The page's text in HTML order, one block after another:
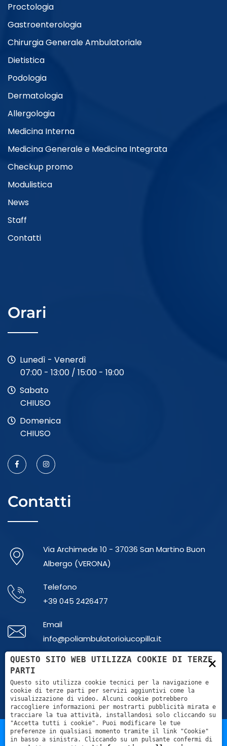
Proctologia
Gastroenterologia
Chirurgia Generale Ambulatoriale
Dietistica
Podologia
Dermatologia
Allergologia
Medicina Interna
Medicina Generale e Medicina Integrata
Checkup promo
Modulistica
News
Staff
Contatti
Orari
Lunedì - Venerdì
07:00 - 13:00 / 15:00 - 19:00
Sabato
CHIUSO
Domenica
CHIUSO
Contatti
Via Archimede 10 - 37036 San Martino Buon
Albergo (VERONA)
Telefono
+39 045 2426477
Email
info@poliambulatorioiucopilla.it
Whatsapp
×
QUESTO SITO WEB UTILIZZA COOKIE DI TERZE
PARTI
Questo sito utilizza cookie tecnici per la navigazione e
cookie di terze parti per servizi aggiuntivi come la
visualizzazione di video. Alcuni cookie potrebbero
raccogliere informazioni per mostrarti pubblicità mirata e
tracciare la tua attività, installandosi solo cliccando su
"Accetta tutti i cookie". Puoi modificare le tue
preferenze in qualsiasi momento tramite il link "Cookie"
in basso a sinistra. Cliccando su un pulsante confermi di